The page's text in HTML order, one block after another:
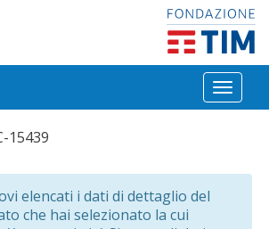
Toggle
15439
elencati i dati di dettaglio del
che hai selezionato la cui